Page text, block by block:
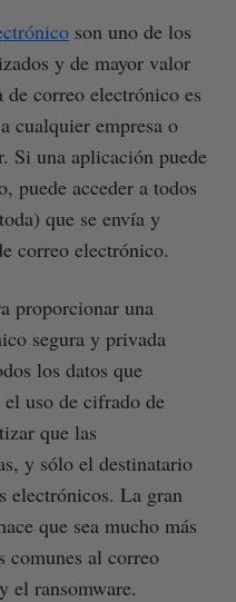
son uno de los
y de mayor valor
de correo electrónico es
cualquier empresa o
Si una aplicación puede
puede acceder a todos
que se envía y
correo electrónico.
proporcionar una
segura y privada
los datos que
el uso de cifrado de
que las
y sólo el destinatario
electrónicos. La gran
que sea mucho más
comunes al correo
el ransomware.